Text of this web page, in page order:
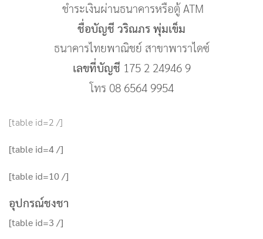
ชำระเงินผ่านธนาคารหรือตู้ ATM
ชื่อบัญชี วริณภร พุ่มเข็ม
ธนาคารไทยพาณิชย์ สาขาพาราไดซ์
เลขที่บัญชี 175 2 24946 9
โทร 08 6564 9954
[table id=2 /]
[table id=4 /]
[table id=10 /]
อุปกรณ์ชงชา
[table id=3 /]